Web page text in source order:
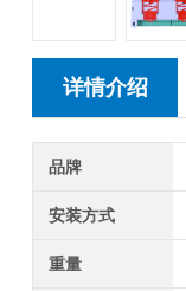
详情介绍
品牌
安装方式
重量